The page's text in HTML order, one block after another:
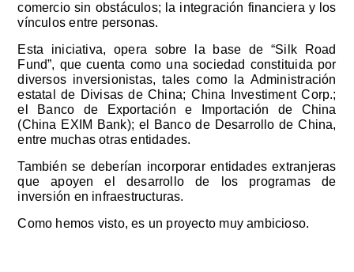
comercio sin obstáculos; la integración financiera y los
vínculos entre personas.
Esta iniciativa, opera sobre la base de “Silk Road
Fund”, que cuenta como una sociedad constituida por
diversos inversionistas, tales como la Administración
estatal de Divisas de China; China Investiment Corp.;
el Banco de Exportación e Importación de China
(China EXIM Bank); el Banco de Desarrollo de China,
entre muchas otras entidades.
También se deberían incorporar entidades extranjeras
que apoyen el desarrollo de los programas de
inversión en infraestructuras.
Como hemos visto, es un proyecto muy ambicioso.